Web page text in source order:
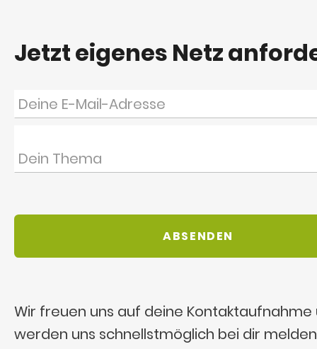
Jetzt eigenes Netz
Wir freuen uns auf deine Kontaktaufnahme
werden uns schnellstmöglich bei dir